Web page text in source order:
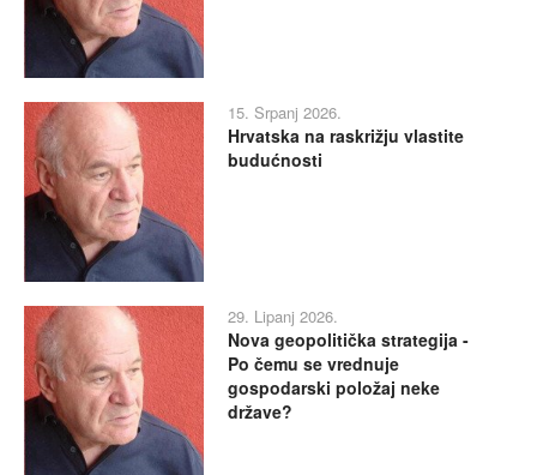
15. Srpanj 2026.
Hrvatska na raskrižju vlastite
budućnosti
29. Lipanj 2026.
Nova geopolitička strategija -
Po čemu se vrednuje
gospodarski položaj neke
države?